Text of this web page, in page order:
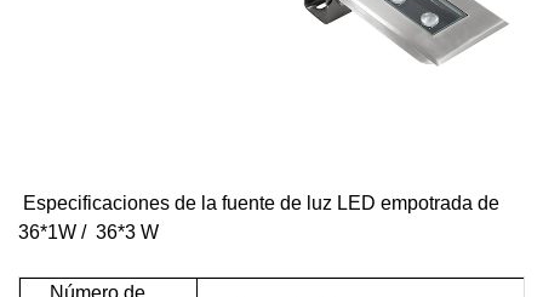
Especificaciones de la fuente de luz LED empotrada de
36*1W / 36*3 W
Número de